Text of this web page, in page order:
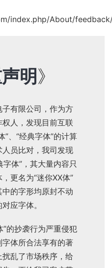
index.php/About/
明》
有限公司，作为方
人，发现目前互联
”、“经典字体”的计算
员比对，我司发现
字体”，其大量内容只
更名为“迷你XX体”
中的字形均原封不动
应字体。
”的抄袭行为严重侵犯
体所合法享有的著
乱了市场秩序，给